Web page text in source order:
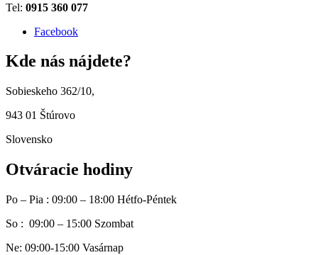
Tel: 0915 360 077
Facebook
Kde nás nájdete?
Sobieskeho 362/10,
943 01 Štúrovo
Slovensko
Otváracie hodiny
Po – Pia : 09:00 – 18:00 Hétfo-Péntek
So : 09:00 – 15:00 Szombat
Ne: 09:00-15:00 Vasárnap